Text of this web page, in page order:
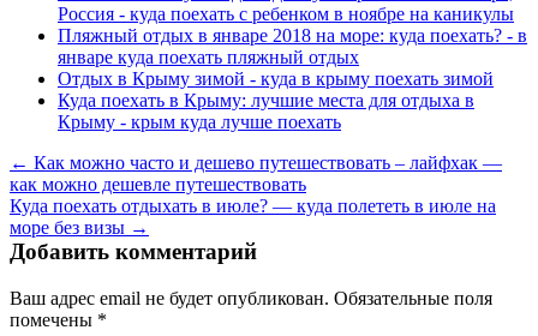
Россия - куда поехать с ребенком в ноябре на каникулы
Пляжный отдых в январе 2018 на море: куда поехать? - в
январе куда поехать пляжный отдых
Отдых в Крыму зимой - куда в крыму поехать зимой
Куда поехать в Крыму: лучшие места для отдыха в
Крыму - крым куда лучше поехать
← Как можно часто и дешево путешествовать – лайфхак —
как можно дешевле путешествовать
Куда поехать отдыхать в июле? — куда полететь в июле на
море без визы →
Добавить комментарий
Ваш адрес email не будет опубликован. Обязательные поля
помечены *